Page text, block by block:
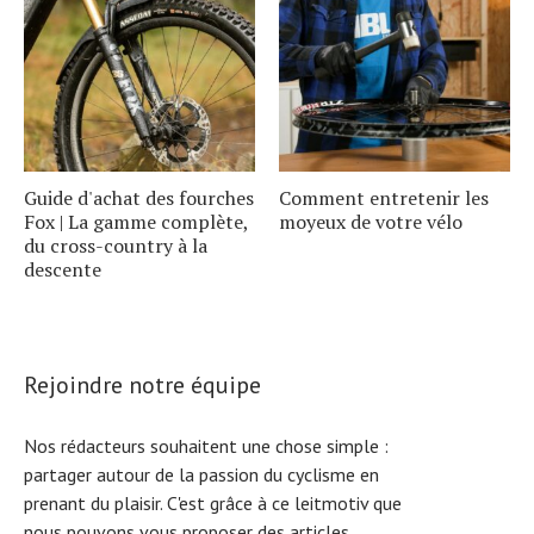
Guide d'achat des fourches
Fox | La gamme complète,
du cross-country à la
descente
Comment entretenir les
moyeux de votre vélo
Rejoindre notre équipe
Nos rédacteurs souhaitent une chose simple :
partager autour de la passion du cyclisme en
prenant du plaisir. C'est grâce à ce leitmotiv que